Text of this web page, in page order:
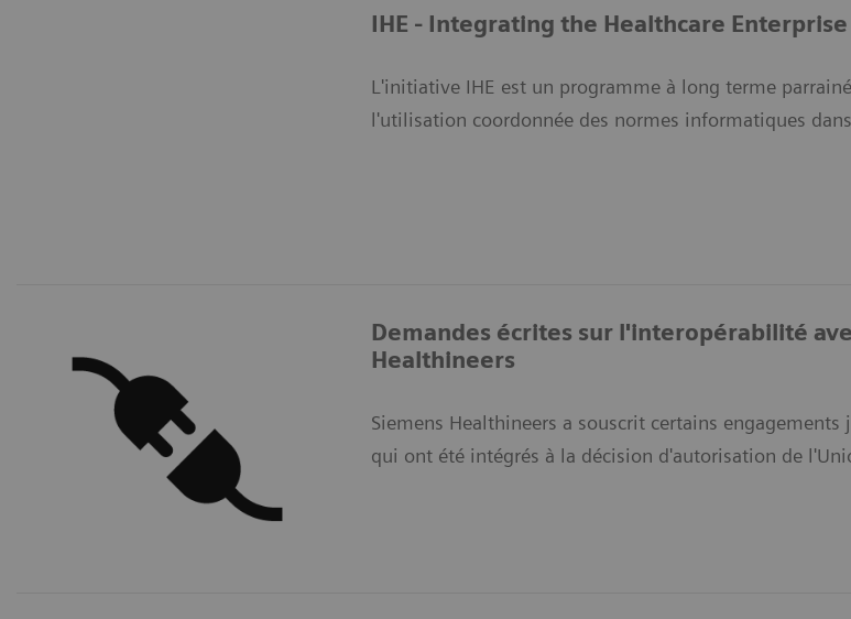
IHE - Integrating the Healthcare Enterprise
L'initiative IHE est un programme à long terme
l'utilisation coordonnée des normes informatiques
Demandes écrites sur l'interopérabilité
Healthineers
Siemens Healthineers a souscrit certains
qui ont été intégrés à la décision d'autorisation de